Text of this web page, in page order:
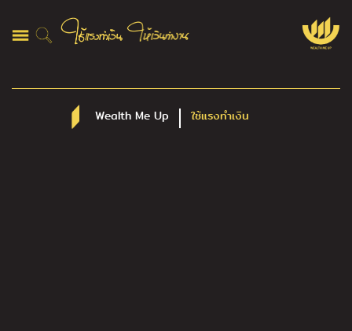
Wealth Me Up ใช้แรงทำเงิน